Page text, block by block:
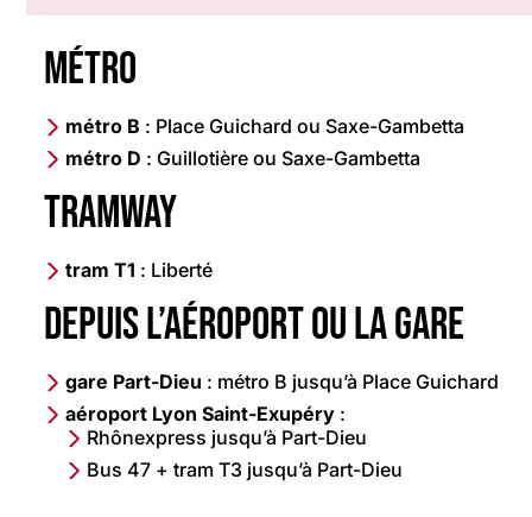
Métro
métro B : Place Guichard ou Saxe-Gambetta
métro D : Guillotière ou Saxe-Gambetta
Tramway
tram T1 : Liberté
Depuis l’aéroport ou la gare
gare Part-Dieu : métro B jusqu’à Place Guichard
aéroport Lyon Saint-Exupéry :
Rhônexpress jusqu’à Part-Dieu
Bus 47 + tram T3 jusqu’à Part-Dieu